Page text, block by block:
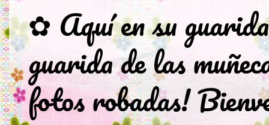
✿ Aquí en su
guarida de las
fotos robadas!